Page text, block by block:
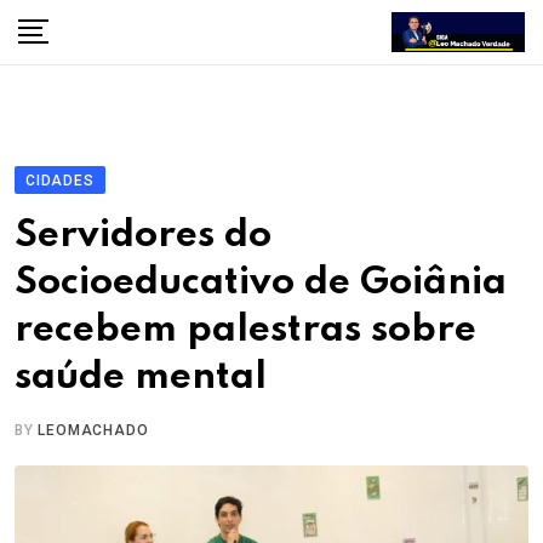
Skip
CIDADES
Servidores do
Socioeducativo de Goiânia
recebem palestras sobre
saúde mental
BYLEOMACHADO